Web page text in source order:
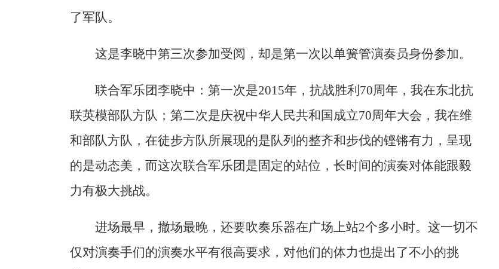
了军队。
这是李晓中第三次参加受阅，却是第一次以单簧管演奏员身份参加。
联合军乐团李晓中：第一次是2015年，抗战胜利70周年，我在东北抗
联英模部队方队；第二次是庆祝中华人民共和国成立70周年大会，我在维
和部队方队，在徒步方队所展现的是队列的整齐和步伐的铿锵有力，呈现
的是动态美，而这次联合军乐团是固定的站位，长时间的演奏对体能跟毅
力有极大挑战。
进场最早，撤场最晚，还要吹奏乐器在广场上站2个多小时。这一切不
仅对演奏手们的演奏水平有很高要求，对他们的体力也提出了不小的挑